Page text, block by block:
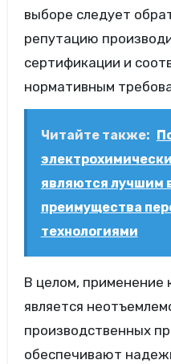
выборе следует
репутацию
сертификации и
нормативным
Читайте также:
являются лучшим
преимущества
технологиями
В целом, применение
является
производственных
обеспечивают